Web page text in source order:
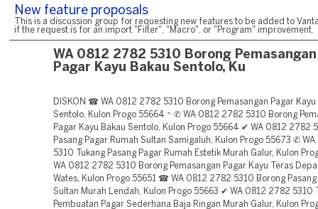
New feature proposals
This is a discussion group for requesting new features to be added to
if the request is for an import "Filter", "Macro", or "Program" improvement.
WA 0812 2782 5310 Borong Pemasangan
Pagar Kayu Bakau Sentolo, Ku
DISKON ☎ WA 0812 2782 5310 Borong Pemasangan Pagar Kayu
Sentolo, Kulon Progo 55664 ~ ✆ WA 0812 2782 5310 Borong
Pagar Kayu Bakau Sentolo, Kulon Progo 55664 ✔ WA 0812 2782
Pasang Pagar Rumah Sultan Samigaluh, Kulon Progo 55673 ✆
5310 Tukang Pasang Pagar Rumah Estetik Murah Galur, Kulon
WA 0812 2782 5310 Borong Pemasangan Pagar Kayu Teras
Wates, Kulon Progo 55651 ☎ WA 0812 2782 5310 Borong Pasang
Sultan Murah Lendah, Kulon Progo 55663 ✔ WA 0812 2782 5310
Pembuatan Pagar Sederhana Baja Ringan Murah Galur, Kulon